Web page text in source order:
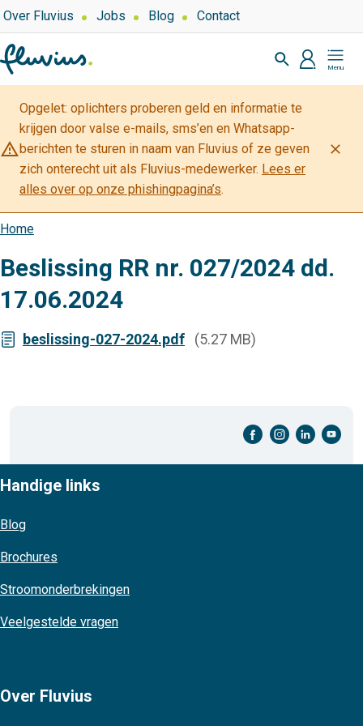
Overslaan
en
naar
de
inhoud
gaan
Top
navigation
Over Fluvius Jobs Blog Contact
Zoeken
profiel
Mijn
Fluvius
warning_amber
Opgelet: oplichters proberen geld en informatie te
krijgen door valse e-mails, sms’en en Whatsapp-
berichten te sturen in naam van Fluvius of ze geven
zich onterecht uit als Fluvius-medewerker. Lees er
alles over op onze phishingpagina’s.
close
Kruimelpad
Home
Beslissing RR nr. 027/2024 dd.
17.06.2024
beslissing-027-2024.pdf (5.27 MB)
facebook-cirkel instagram-cirkel linkedin-cirkel youtube-cirkel
Handige links
Blog
Brochures
Stroomonderbrekingen
Veelgestelde vragen
Over Fluvius